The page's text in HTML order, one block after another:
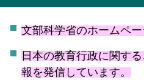
文部科学省のホームペー
日本の教育行政に関す
報を発信しています。